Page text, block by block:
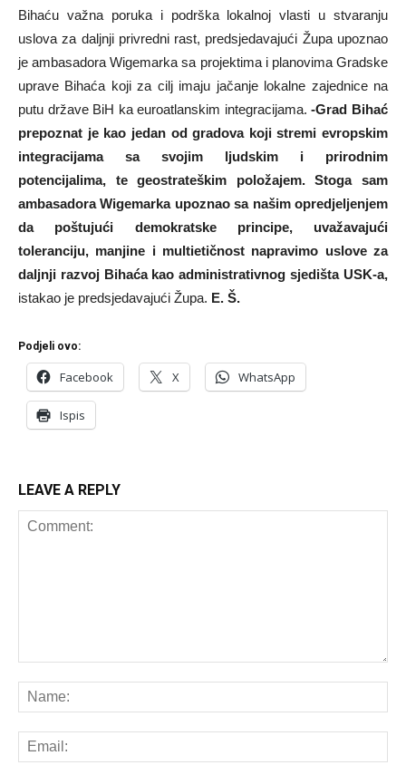
Bihaću važna poruka i podrška lokalnoj vlasti u stvaranju
uslova za daljnji privredni rast, predsjedavajući Župa upoznao
je ambasadora Wigemarka sa projektima i planovima Gradske
uprave Bihaća koji za cilj imaju jačanje lokalne zajednice na
putu države BiH ka euroatlanskim integracijama.-Grad Bihać
prepoznat je kao jedan od gradova koji stremi evropskim
integracijama sa svojim ljudskim i prirodnim
potencijalima, te geostrateškim položajem. Stoga sam
ambasadora Wigemarka upoznao sa našim opredjeljenjem
da poštujući demokratske principe, uvažavajući
toleranciju, manjine i multietičnost napravimo uslove za
daljnji razvoj Bihaća kao administrativnog sjedišta USK-a,
istakao je predsjedavajući Župa. E. Š.
Podjeli ovo:
Facebook X WhatsApp
Ispis
LEAVE A REPLY